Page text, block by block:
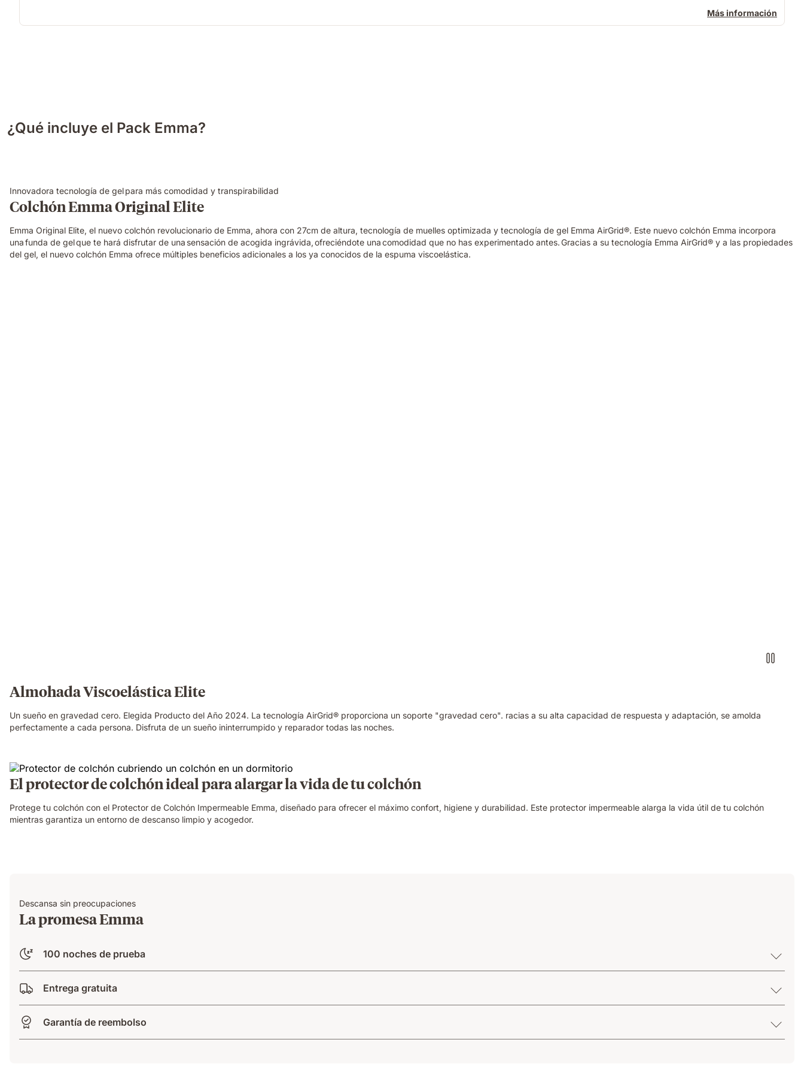
Más información
¿Qué incluye el Pack Emma?
Innovadora tecnología de gel para más comodidad y transpirabilidad
Colchón Emma Original Elite
Emma Original Elite, el nuevo colchón revolucionario de Emma, ahora con 27cm de altura, tecnología de muelles optimizada y tecnología de gel Emma AirGrid®. Este nuevo colchón Emma incorpora
una funda de gel que te hará disfrutar de una sensación de acogida ingrávida, ofreciéndote una comodidad que no has experimentado antes. Gracias a su tecnología Emma AirGrid® y a las propiedades
del gel, el nuevo colchón Emma ofrece múltiples beneficios adicionales a los ya conocidos de la espuma viscoelástica.
Almohada Viscoelástica Elite
Un sueño en gravedad cero. Elegida Producto del Año 2024. La tecnología AirGrid® proporciona un soporte "gravedad cero". racias a su alta capacidad de respuesta y adaptación, se amolda
perfectamente a cada persona. Disfruta de un sueño ininterrumpido y reparador todas las noches.
El protector de colchón ideal para alargar la vida de tu colchón
Protege tu colchón con el Protector de Colchón Impermeable Emma, diseñado para ofrecer el máximo confort, higiene y durabilidad. Este protector impermeable alarga la vida útil de tu colchón
mientras garantiza un entorno de descanso limpio y acogedor.
Descansa sin preocupaciones
La promesa Emma
100 noches de prueba
Entrega gratuita
Garantía de reembolso